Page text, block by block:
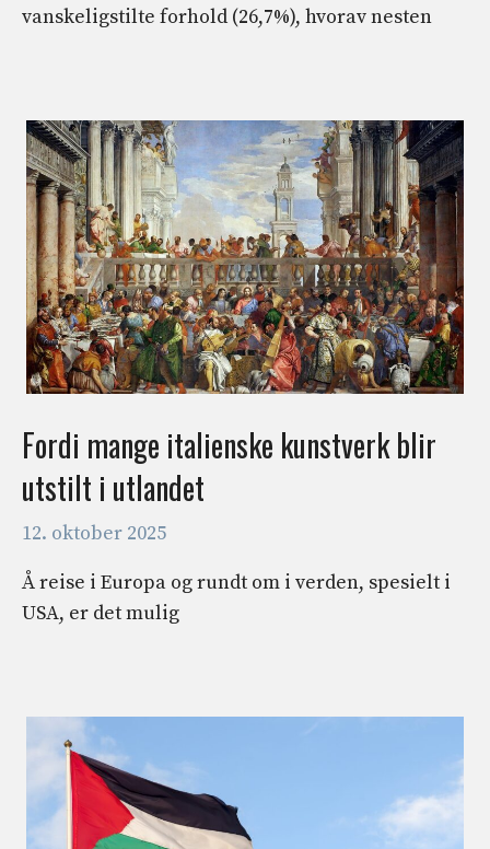
vanskeligstilte forhold (26,7%), hvorav nesten
Fordi mange italienske kunstverk blir
utstilt i utlandet
12. oktober 2025
Å reise i Europa og rundt om i verden, spesielt i
USA, er det mulig